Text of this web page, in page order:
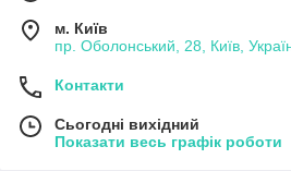
м. Київ
пр. Оболонський, 28, Київ,
Контакти
Сьогодні вихідний
Показати весь графік роботи